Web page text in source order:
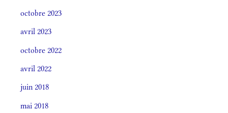
octobre 2023
avril 2023
octobre 2022
avril 2022
juin 2018
mai 2018